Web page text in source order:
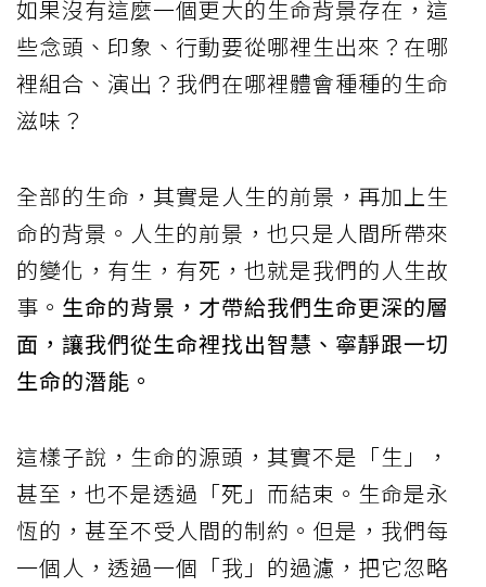
如果沒有這麼一個更大的生命背景存在，這
些念頭、印象、行動要從哪裡生出來？在哪
裡組合、演出？我們在哪裡體會種種的生命
滋味？
全部的生命，其實是人生的前景，再加上生
命的背景。人生的前景，也只是人間所帶來
的變化，有生，有死，也就是我們的人生故
事。 生命的背景，才帶給我們生命更深的層
面，讓我們從生命裡找出智慧、寧靜跟一切
生命的潛能。
這樣子說，生命的源頭，其實不是「生」，
甚至，也不是透過「死」而結束。生命是永
恆的，甚至不受人間的制約。但是，我們每
一個人，透過一個「我」的過濾，把它忽略